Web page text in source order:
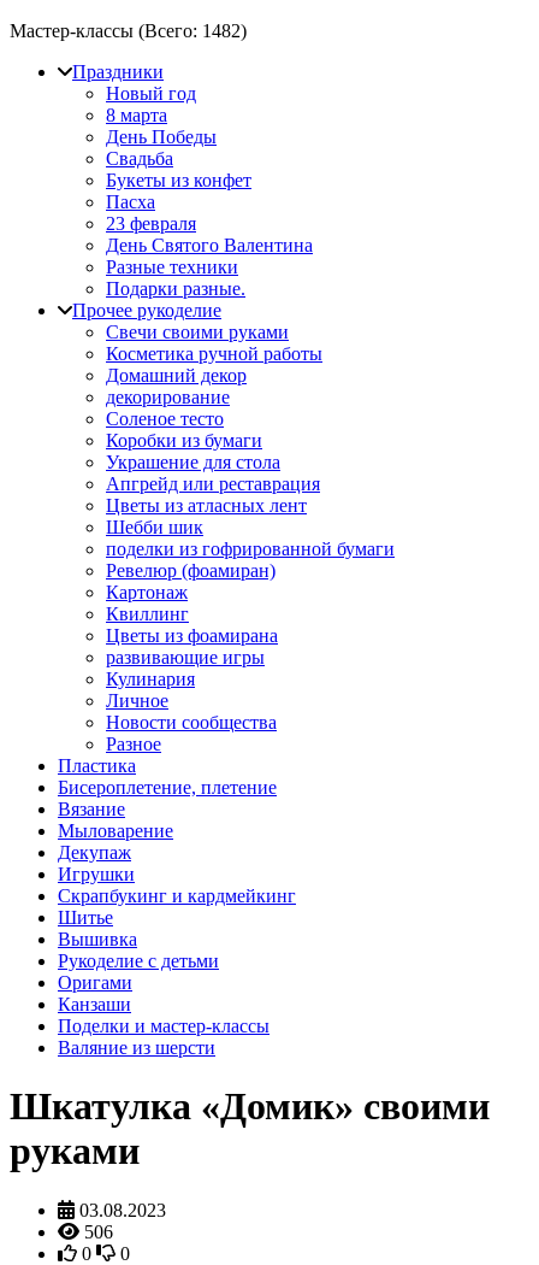
Мастер-классы (Всего: 1482)
Праздники
Новый год
8 марта
День Победы
Свадьба
Букеты из конфет
Пасха
23 февраля
День Святого Валентина
Разные техники
Подарки разные.
Прочее рукоделие
Свечи своими руками
Косметика ручной работы
Домашний декор
декорирование
Соленое тесто
Коробки из бумаги
Украшение для стола
Апгрейд или реставрация
Цветы из атласных лент
Шебби шик
поделки из гофрированной бумаги
Ревелюр (фоамиран)
Картонаж
Квиллинг
Цветы из фоамирана
развивающие игры
Кулинария
Личное
Новости сообщества
Разное
Пластика
Бисероплетение, плетение
Вязание
Мыловарение
Декупаж
Игрушки
Скрапбукинг и кардмейкинг
Шитье
Вышивка
Рукоделие с детьми
Оригами
Канзаши
Поделки и мастер-классы
Валяние из шерсти
Шкатулка «Домик» своими
руками
03.08.2023
506
0
0